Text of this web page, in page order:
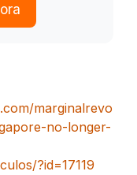
marginalrevo
no-longer-
?id=17119